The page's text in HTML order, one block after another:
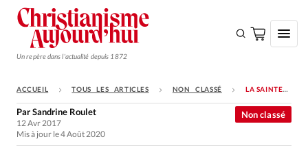
Un repère dans l'actualité depuis 1872
S'ABONNER
Monde
ACCUEIL TOUS LES ARTICLES NON CLASSÉ LA SAINTE-CÈNE, FACTEUR PROTECTEUR?
Non classé
ParSandrine Roulet
12 Avr 2017
Mis à jour le 4 Août 2020